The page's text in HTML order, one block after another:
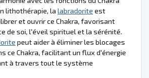
lithothérapie, la labradorite est
et ouvrir ce Chakra, favorisant
de soi, l'éveil spirituel et la sérénité.
peut aider à éliminer les blocages
ce Chakra, facilitant un flux d'énergie
à travers tout le système